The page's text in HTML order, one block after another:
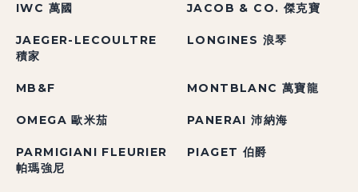
IWC 萬國 JACOB & CO. 傑克寶
JAEGER-LECOULTRE
積家
LONGINES 浪琴
MB&F MONTBLANC 萬寶龍
OMEGA 歐米茄 PANERAI 沛納海
PARMIGIANI FLEURIER
帕瑪強尼
PIAGET 伯爵